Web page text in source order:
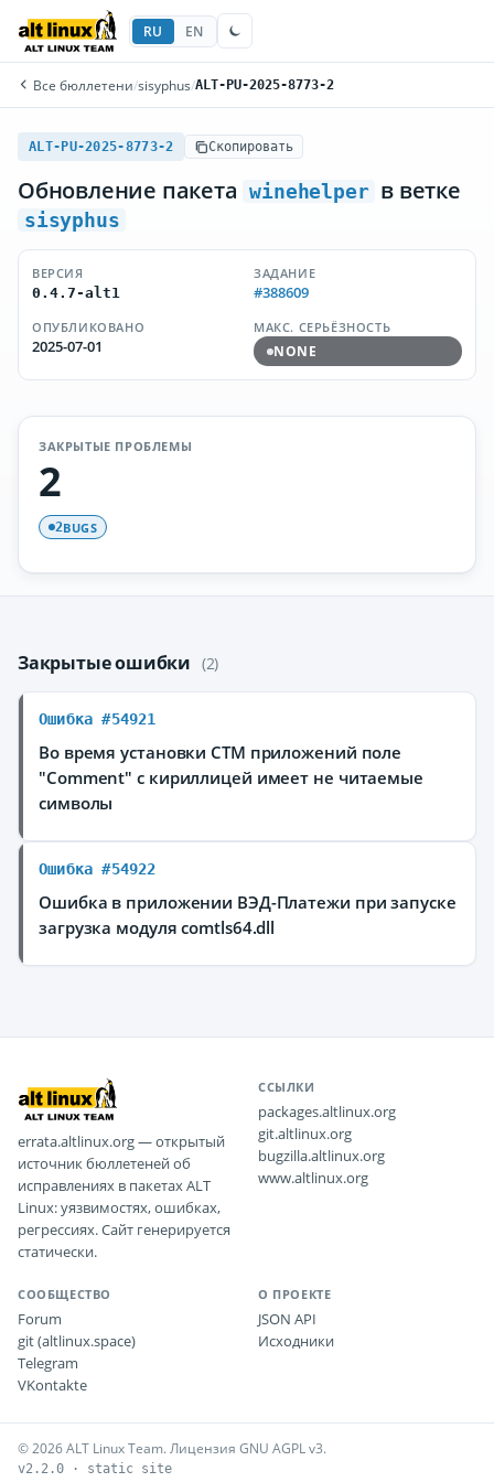
RU EN
Все бюллетени/sisyphus/ALT-PU-2025-8773-2
ALT-PU-2025-8773-2 Скопировать
Обновление пакета winehelper в ветке
sisyphus
ВЕРСИЯ
0.4.7-alt1
ЗАДАНИЕ
#388609
ОПУБЛИКОВАНО
2025-07-01
МАКС. СЕРЬЁЗНОСТЬ
NONE
ЗАКРЫТЫЕ ПРОБЛЕМЫ
2
2BUGS
Закрытые ошибки (2)
Ошибка #54921
Во время установки CTM приложений поле
"Comment" с кириллицей имеет не читаемые
символы
Ошибка #54922
Ошибка в приложении ВЭД-Платежи при запуске
загрузка модуля comtls64.dll
errata.altlinux.org — открытый
источник бюллетеней об
исправлениях в пакетах ALT
Linux: уязвимостях, ошибках,
регрессиях. Сайт генерируется
статически.
ССЫЛКИ
packages.altlinux.org
git.altlinux.org
bugzilla.altlinux.org
www.altlinux.org
СООБЩЕСТВО
Forum
git (altlinux.space)
Telegram
VKontakte
О ПРОЕКТЕ
JSON API
Исходники
© 2026 ALT Linux Team. Лицензия GNU AGPL v3.
v2.2.0 · static site